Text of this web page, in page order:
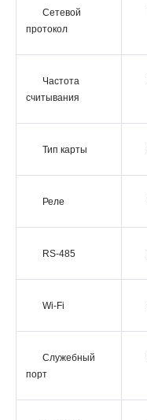
Сетевой
протокол
Частота
считывания
Тип карты
Реле
RS-485
Wi-Fi
Служебный
порт